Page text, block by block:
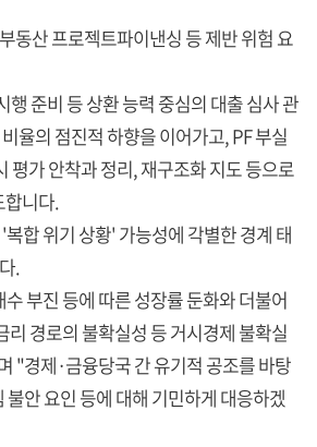
동산 프로젝트파이낸싱 등 제반 위험 요
행 준비 등 상환 능력 중심의 대출 심사 관
율의 점진적 하향을 이어가고, PF 부실
평가 안착과 정리, 재구조화 지도 등으로
합니다.
합 위기 상황' 가능성에 각별한 경계 태
.
부진 등에 따른 성장률 둔화와 더불어
리 경로의 불확실성 등 거시경제 불확실
"경제·금융당국 간 유기적 공조를 바탕
안 요인 등에 대해 기민하게 대응하겠